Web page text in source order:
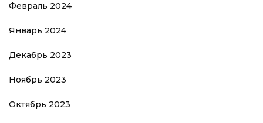
Февраль 2024
Январь 2024
Декабрь 2023
Ноябрь 2023
Октябрь 2023